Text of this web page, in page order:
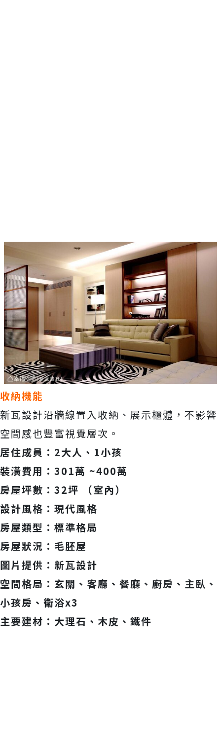
收納機能
新瓦設計沿牆線置入收納、展示櫃體，不影響
空間感也豐富視覺層次。
居住成員：2大人、1小孩
裝潢費用：301萬 ~400萬
房屋坪數：32坪 （室內）
設計風格：現代風格
房屋類型：標準格局
房屋狀況：毛胚屋
圖片提供：新瓦設計
空間格局：玄關、客廳、餐廳、廚房、主臥、
小孩房、衛浴x3
主要建材：大理石、木皮、鐵件